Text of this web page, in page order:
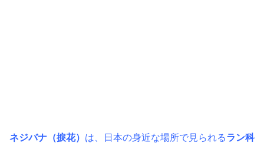
ネジバナ（捩花） は、日本の身近な場所で見られるラン科